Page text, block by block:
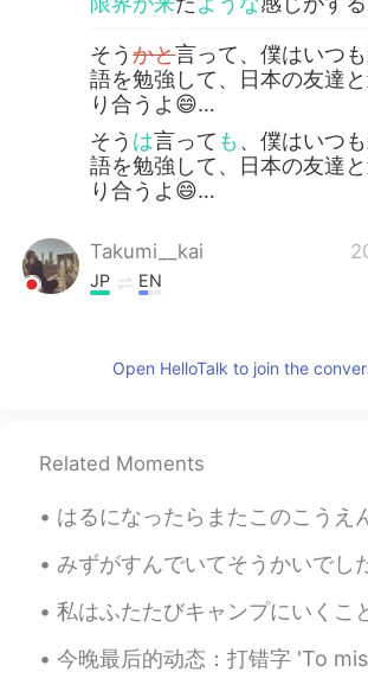
そうかと言って、僕はいつ
語を勉強して、日本の友達
り合うよ😄…
そう は言って も 、僕はいつ
語を勉強して、日本の友達
り合うよ😄…
Takumi__kai
JP EN
かに関係なくおしゃべりが
JP DE
日本語 上手くなってきてる
JP EN
Open HelloTalk to join the
Related Moments
はるになったらまたこのこうえんにきます。- I will come to this park again later in the
みずがすんでいてそうかいでした。- The water was clear and refreshing. After taking a
私はふたたびキャンプにいくことをたのしみにしていました。- I was thrilled to go camping
今晚最后的动态：打错字 'To mistype a word' Oh, sorry, I mistyped! Thanks